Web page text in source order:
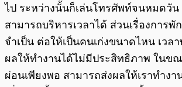
ไป ระหว่างนั้นก็เล่นโทรศัพท์จนหมดวัน
สามารถบริหารเวลาได้ ส่วนเรื่องการพั
จำเป็น ต่อให้เป็นคนเก่งขนาดไหน เวล
ผลให้ทำงานได้ไม่มีประสิทธิภาพ ในข
ผ่อนเพียงพอ สามารถส่งผลให้เราทำง